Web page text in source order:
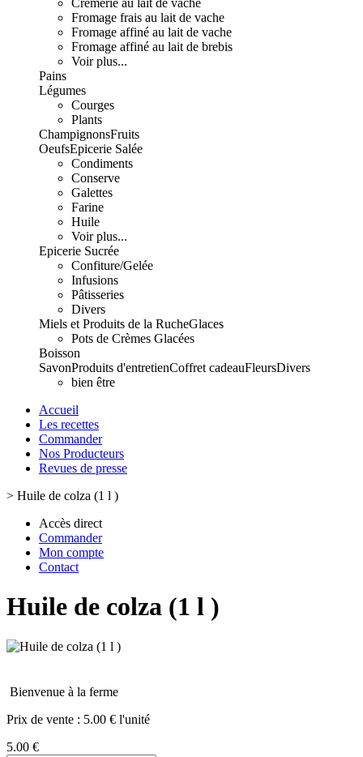
Crèmerie au lait de vache
Fromage frais au lait de vache
Fromage affiné au lait de vache
Fromage affiné au lait de brebis
Voir plus...
Pains
Légumes
Courges
Plants
ChampignonsFruits
OeufsEpicerie Salée
Condiments
Conserve
Galettes
Farine
Huile
Voir plus...
Epicerie Sucrée
Confiture/Gelée
Infusions
Pâtisseries
Divers
Miels et Produits de la RucheGlaces
Pots de Crèmes Glacées
Boisson
SavonProduits d'entretienCoffret cadeauFleursDivers
bien être
Accueil
Les recettes
Commander
Nos Producteurs
Revues de presse
> Huile de colza (1 l )
Accès direct
Commander
Mon compte
Contact
Huile de colza (1 l )
Bienvenue à la ferme
Prix de vente : 5.00 € l'unité
5.00 €